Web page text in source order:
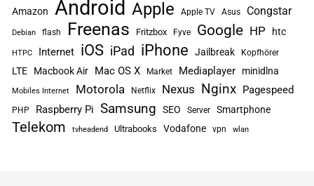
Amazon Android Apple Apple TV Asus Congstar
Debian flash Freenas Fritzbox Fyve Google HP htc
HTPC Internet iOS iPad iPhone Jailbreak Kopfhörer
LTE Macbook Air Mac OS X Market Mediaplayer minidlna
Mobiles Internet Motorola Netflix Nexus Nginx Pagespeed
PHP Raspberry Pi Samsung SEO Server Smartphone
Telekom tvheadend Ultrabooks Vodafone vpn wlan